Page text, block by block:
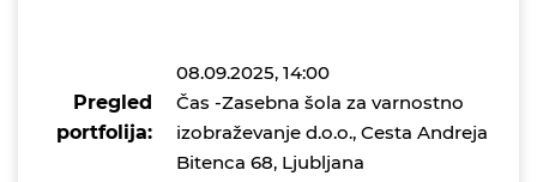
Pregled
portfolija:
08.09.2025, 14:00
Čas -Zasebna šola za varnostno
izobraževanje d.o.o., Cesta Andreja
Bitenca 68, Ljubljana